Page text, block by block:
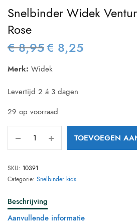
Snelbinder Widek
Rose
€8,95 Oorspronkelijke
€ 8,95.
€ 8,25Huidige
Merk: Widek
Levertijd 2 á 3 dagen
29 op voorraad
TOEVOEGEN
SKU: 10391
Categorie: Snelbinder kids
Beschrijving
Aanvullende informatie